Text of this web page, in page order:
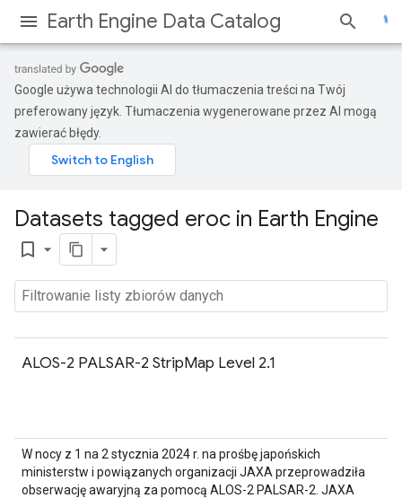
Earth Engine Data Catalog
Google używa technologii AI do tłumaczenia treści na Twój
preferowany język. Tłumaczenia wygenerowane przez AI mogą
zawierać błędy.
Datasets tagged eroc in Earth Engine
bookmark_border
ALOS-2 PALSAR-2 StripMap Level 2.1
W nocy z 1 na 2 stycznia 2024 r. na prośbę japońskich
ministerstw i powiązanych organizacji JAXA przeprowadziła
obserwację awaryjną za pomocą ALOS-2 PALSAR-2. JAXA